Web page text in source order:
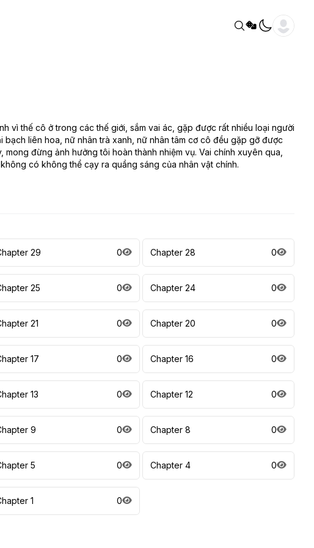
vì thế cô ở trong các thế giới, sắm vai ác, gặp được rất nhiều loại người
liên hoa, nữ nhân trà xanh, nữ nhân tâm cơ cô đều gặp gỡ được
đừng ảnh hưởng tôi hoàn thành nhiệm vụ. Vai chính xuyên qua,
có không thể cạy ra quầng sáng của nhân vật chính.
29 0 Chapter 28 0
25 0 Chapter 24 0
21 0 Chapter 20 0
17 0 Chapter 16 0
13 0 Chapter 12 0
9 0 Chapter 8 0
5 0 Chapter 4 0
1 0